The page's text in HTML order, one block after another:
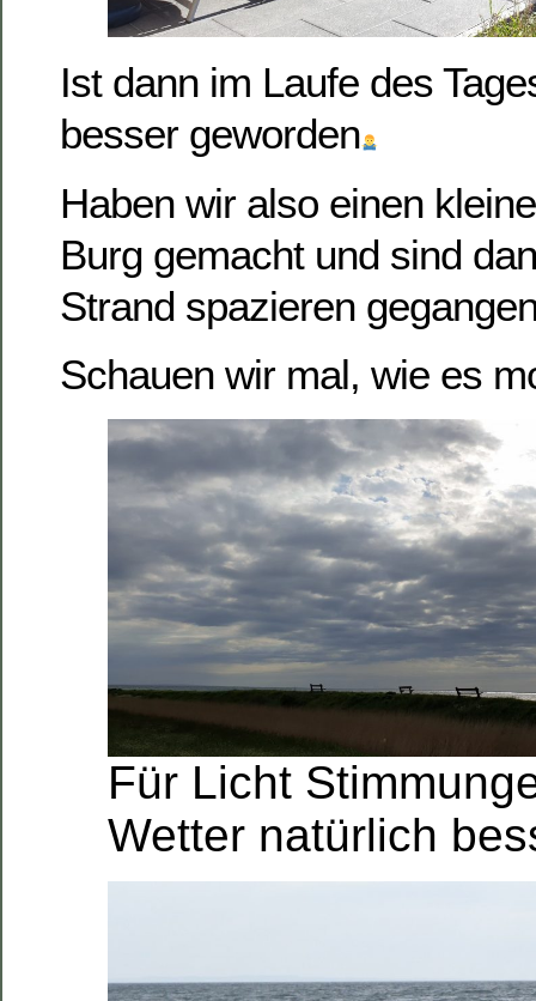
Ist dann im Laufe des
besser geworden
Haben wir also einen
Burg gemacht und sind
Strand spazieren
Schauen wir mal, wie es
Für Licht
Wetter natürlich